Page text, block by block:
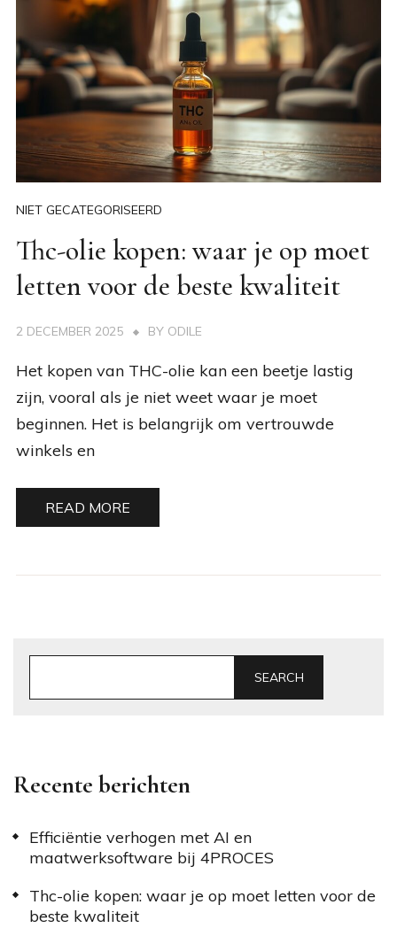
NIET GECATEGORISEERD
Thc-olie kopen: waar je op moet
letten voor de beste kwaliteit
2 DECEMBER 2025 BY ODILE
Het kopen van THC-olie kan een beetje lastig
zijn, vooral als je niet weet waar je moet
beginnen. Het is belangrijk om vertrouwde
winkels en
READ MORE
SEARCH
Recente berichten
Efficiëntie verhogen met AI en
maatwerksoftware bij 4PROCES
Thc-olie kopen: waar je op moet letten voor de
beste kwaliteit